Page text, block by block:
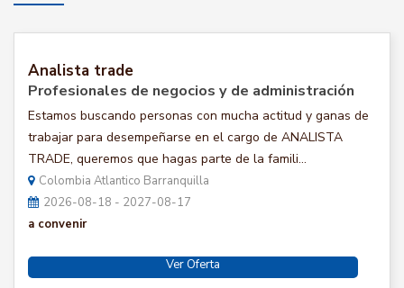
Analista trade
Profesionales de negocios y de administración
Estamos buscando personas con mucha actitud y ganas de
trabajar para desempeñarse en el cargo de ANALISTA
TRADE, queremos que hagas parte de la famili...
Colombia Atlantico Barranquilla
2026-08-18 - 2027-08-17
a convenir
Ver Oferta